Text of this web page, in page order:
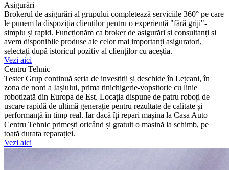
Asigurări
Brokerul de asigurări al grupului completează serviciile 360° pe care
le punem la dispoziția clienților pentru o experiență "fără griji"-
simplu și rapid. Funcționăm ca broker de asigurări și consultanți și
avem disponibile produse ale celor mai importanți asiguratori,
selectați după istoricul pozitiv al clienților cu aceștia.
Vezi aici
Centru Tehnic
Tester Grup continuă seria de investiții și deschide în Lețcani, în
zona de nord a Iașiului, prima tinichigerie-vopsitorie cu linie
robotizată din Europa de Est. Locația dispune de patru roboți de
uscare rapidă de ultimă generație pentru rezultate de calitate și
performanță în timp real. Iar dacă îți repari mașina la Casa Auto
Centru Tehnic primești oricând și gratuit o mașină la schimb, pe
toată durata reparației.
Vezi aici